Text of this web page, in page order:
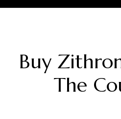
Buy
The